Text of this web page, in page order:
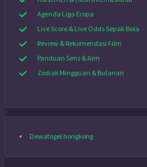
Agenda Liga Eropa
Live Score & Live Odds Sepak Bola
Review & Rekomendasi Film
Panduan Sens & Aim
Zodiak Mingguan & Bulanan
Dewatogel hongkong